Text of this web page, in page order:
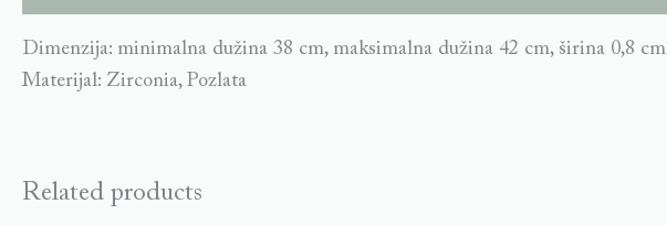
Dimenzija: minimalna dužina 38 cm, maksimalna dužina 42 cm, širina 0,8 cm
Materijal: Zirconia, Pozlata
Related products